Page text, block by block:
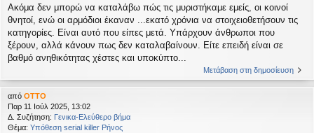
Ακόμα δεν μπορώ να καταλάβω πώς τις μυριστήκαμε εμείς, οι κοινοί
θνητοί, ενώ οι αρμόδιοι έκαναν ...εκατό χρόνια να στοιχειοθετήσουν τις
κατηγορίες. Είναι αυτό που είπες μετά. Υπάρχουν άνθρωποι που
ξέρουν, αλλά κάνουν πως δεν καταλαβαίνουν. Είτε επειδή είναι σε
βαθμό ανηθικότητας χέστες και υποκύπτο...
Μετάβαση στη δημοσίευση
από OTTO
Παρ 11 Ιούλ 2025, 13:02
Δ. Συζήτηση: Γενικα-Ελεύθερο βήμα
Θέμα: Υπόθεση serial killer Ρήνος